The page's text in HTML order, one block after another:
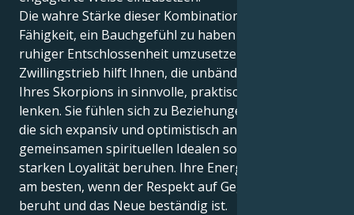
Die wahre Stärke dieser Kombination ist die
Fähigkeit, ein Bauchgefühl zu haben und es mit
ruhiger Entschlossenheit umzusetzen. Ihr
Zwillingstrieb hilft Ihnen, die unbändige Intensität
Ihres Skorpions in sinnvolle, praktische Bahnen zu
lenken. Sie fühlen sich zu Beziehungen hingezogen,
die sich expansiv und optimistisch anfühlen und auf
gemeinsamen spirituellen Idealen sowie einer
starken Loyalität beruhen. Ihre Energie funktioniert
am besten, wenn der Respekt auf Gegenseitigkeit
beruht und das Neue beständig ist.